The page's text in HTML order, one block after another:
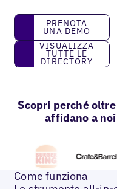
prenota una demo
PRENOTA
UNA DEMO
Visualizza tutte le
VISUALIZZA
TUTTE LE
DIRECTORY
Scopri perché
affidano a
Come funziona